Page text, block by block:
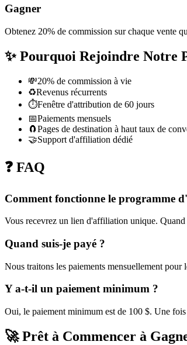
Gagner
Obtenez 20% de commission sur chaque vente
✨Pourquoi Rejoindre Notre
💸20% de commission à vie
♻️Revenus récurrents
⏱️Fenêtre d'attribution de 60 jours
📅Paiements mensuels
🧲Pages de destination à haut taux de
🤝Support d'affiliation dédié
❓ FAQ
Comment fonctionne le programme
Vous recevrez un lien d'affiliation unique.
Quand suis-je payé ?
Nous traitons les paiements mensuellement pour
Y a-t-il un paiement minimum ?
Oui, le paiement minimum est de 100 $. Une
🚀Prêt à Commencer à